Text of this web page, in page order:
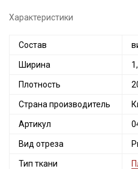
Характеристики
Состав
Ширина
Плотность
Страна производитель
Артикул
Вид отреза
Тип ткани